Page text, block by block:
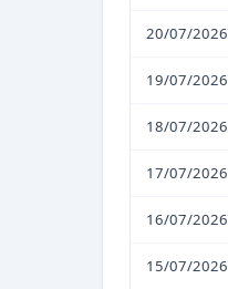
20/07/2026
19/07/2026
18/07/2026
17/07/2026
16/07/2026
15/07/2026